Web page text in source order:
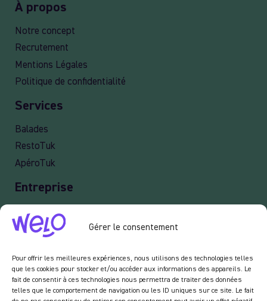
Gérer le consentement
Pour offrir les meilleures expériences, nous utilisons des technologies telles
que les cookies pour stocker et/ou accéder aux informations des appareils. Le
fait de consentir à ces technologies nous permettra de traiter des données
telles que le comportement de navigation ou les ID uniques sur ce site. Le fait
À propos
Notre concept
Recrutement
Mentions Légales
Politique de confidentialité
Services
Balades
RestoTuk
ApéroTuk
Entreprise
Events
Services entreprises
Newsletter :